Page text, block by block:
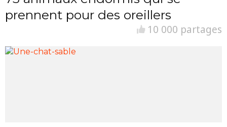
prennent pour des oreillers
10 000 partages